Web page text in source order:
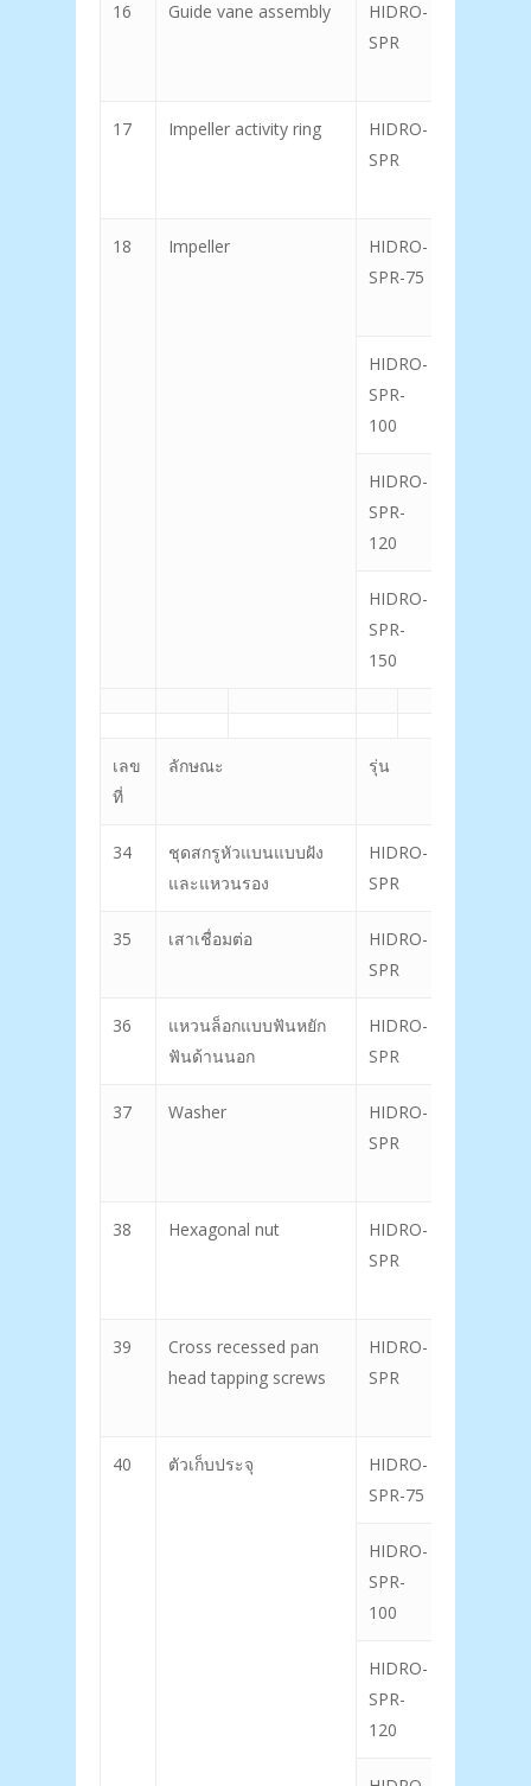
16 Guide vane assembly
HIDRO-
SPR
17 Impeller activity ring
HIDRO-
SPR
18 Impeller
HIDRO-
SPR-75
HIDRO-
SPR-
100
HIDRO-
SPR-
120
HIDRO-
SPR-
150
เลข
ที่
ลักษณะ รุ่น
34
ชุดสกรูหัวแบนแบบฝัง
และแหวนรอง
HIDRO-
SPR
35 เสาเชื่อมต่อ
HIDRO-
SPR
36
แหวนล็อกแบบฟันหยัก
ฟันด้านนอก
HIDRO-
SPR
37 Washer
HIDRO-
SPR
38 Hexagonal nut
HIDRO-
SPR
39
Cross recessed pan
head tapping screws
HIDRO-
SPR
40 ตัวเก็บประจุ
HIDRO-
SPR-75
HIDRO-
SPR-
100
HIDRO-
SPR-
120